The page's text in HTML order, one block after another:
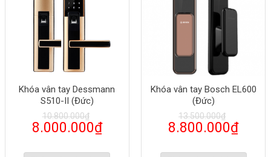
Khóa vân tay Dessmann
S510-II (Đức)
10.800.000₫
8.000.000₫
Khóa vân tay Bosch EL600
(Đức)
13.500.000₫
8.800.000₫